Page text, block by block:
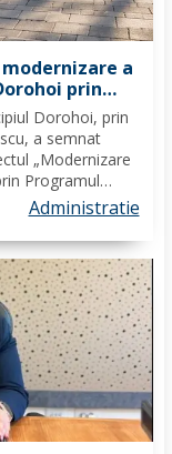
a
prin
Dorohoi, prin
a semnat
„Modernizare
Programul
investiții 3. Nord-
Administratie